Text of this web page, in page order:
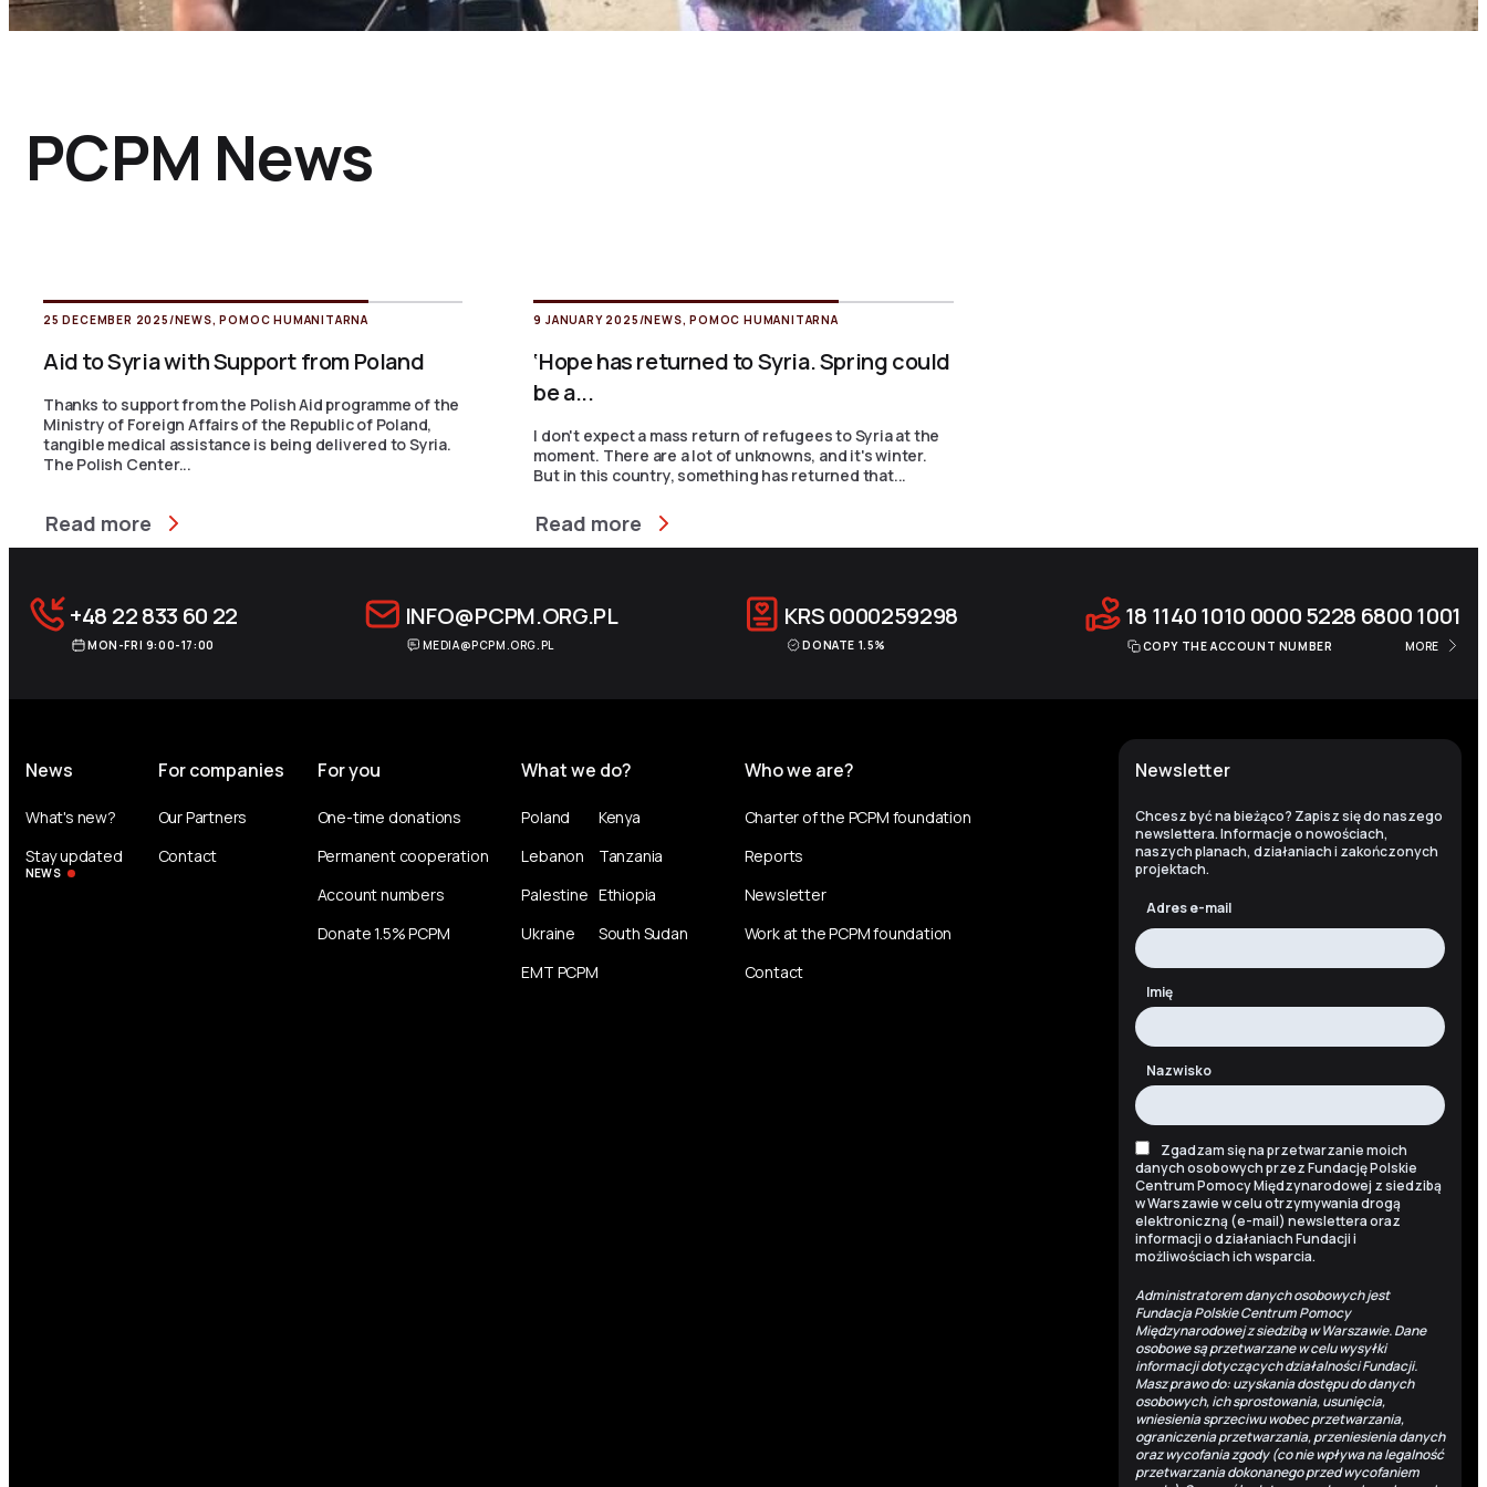
PCPM News
25 DECEMBER 2025/NEWS,POMOC HUMANITARNA
Aid to Syria with Support from Poland
Thanks to support from the Polish Aid programme of the
Ministry of Foreign Affairs of the Republic of Poland,
tangible medical assistance is being delivered to Syria.
The Polish Center...
Read more
9 JANUARY 2025/NEWS,POMOC HUMANITARNA
‘Hope has returned to Syria. Spring could
be a...
I don't expect a mass return of refugees to Syria at the
moment. There are a lot of unknowns, and it's winter.
But in this country, something has returned that...
Read more
+48 22 833 60 22
MON-FRI 9:00-17:00
INFO@PCPM.ORG.PL
MEDIA@PCPM.ORG.PL
KRS0000259298
DONATE 1.5%
18 1140 1010 0000 5228 6800 1001
COPY THE ACCOUNT NUMBER MORE
Newsletter
Chcesz być na bieżąco? Zapisz się do naszego
newslettera. Informacje o nowościach,
naszych planach, działaniach i zakończonych
projektach.
Adres e-mail
Imię
Nazwisko
Zgadzam się na przetwarzanie moich
danych osobowych przez Fundację Polskie
Centrum Pomocy Międzynarodowej z siedzibą
w Warszawie w celu otrzymywania drogą
elektroniczną (e-mail) newslettera oraz
informacji o działaniach Fundacji i
możliwościach ich wsparcia.
Administratorem danych osobowych jest
Fundacja Polskie Centrum Pomocy
Międzynarodowej z siedzibą w Warszawie. Dane
osobowe są przetwarzane w celu wysyłki
informacji dotyczących działalności Fundacji.
Masz prawo do: uzyskania dostępu do danych
osobowych, ich sprostowania, usunięcia,
wniesienia sprzeciwu wobec przetwarzania,
ograniczenia przetwarzania, przeniesienia danych
oraz wycofania zgody (co nie wpływa na legalność
przetwarzania dokonanego przed wycofaniem
News
What's new?
Stay updated
NEWS
For companies
Our Partners
Contact
For you
One-time donations
Permanent cooperation
Account numbers
Donate 1.5% PCPM
What we do?
Poland
Lebanon
Palestine
Ukraine
EMT PCPM
Kenya
Tanzania
Ethiopia
South Sudan
Who we are?
Charter of the PCPM foundation
Reports
Newsletter
Work at the PCPM foundation
Contact